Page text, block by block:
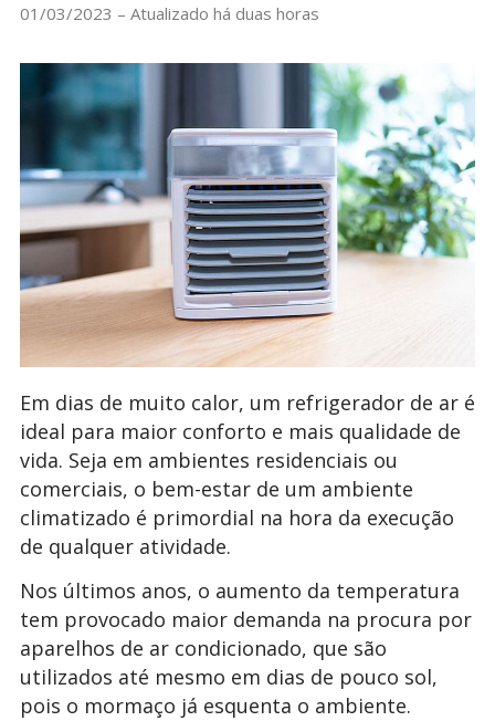
01/03/2023 – Atualizado há duas horas
Em dias de muito calor, um refrigerador de ar é
ideal para maior conforto e mais qualidade de
vida. Seja em ambientes residenciais ou
comerciais, o bem-estar de um ambiente
climatizado é primordial na hora da execução
de qualquer atividade.
Nos últimos anos, o aumento da temperatura
tem provocado maior demanda na procura por
aparelhos de ar condicionado, que são
utilizados até mesmo em dias de pouco sol,
pois o mormaço já esquenta o ambiente.